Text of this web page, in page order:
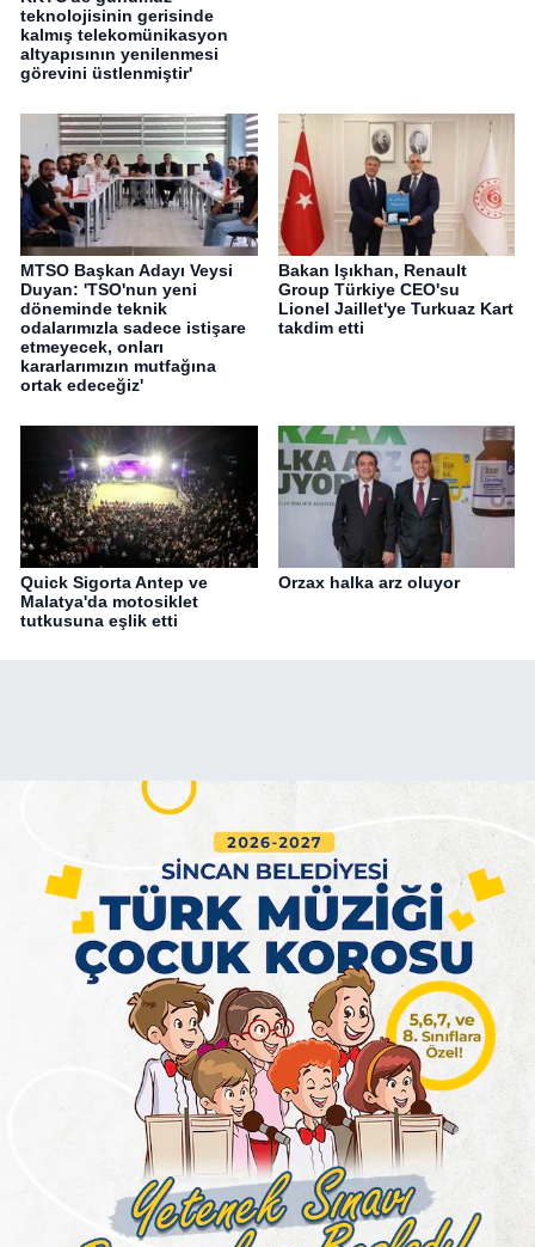
teknolojisinin gerisinde
kalmış telekomünikasyon
altyapısının yenilenmesi
görevini üstlenmiştir'
MTSO Başkan Adayı Veysi
Duyan: 'TSO'nun yeni
döneminde teknik
odalarımızla sadece istişare
etmeyecek, onları
kararlarımızın mutfağına
ortak edeceğiz'
Bakan Işıkhan, Renault
Group Türkiye CEO'su
Lionel Jaillet'ye Turkuaz Kart
takdim etti
Quick Sigorta Antep ve
Malatya'da motosiklet
tutkusuna eşlik etti
Orzax halka arz oluyor